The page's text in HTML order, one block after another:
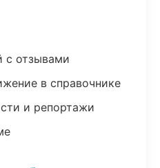
с отзывами
в справочнике
и репортажи